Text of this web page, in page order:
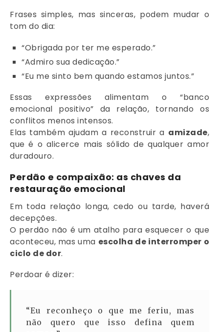
Frases simples, mas sinceras, podem mudar o
tom do dia:
“Obrigada por ter me esperado.”
“Admiro sua dedicação.”
“Eu me sinto bem quando estamos juntos.”
Essas expressões alimentam o “banco
emocional positivo” da relação, tornando os
conflitos menos intensos.
Elas também ajudam a reconstruir a amizade,
que é o alicerce mais sólido de qualquer amor
duradouro.
Perdão e compaixão: as chaves da
restauração emocional
Em toda relação longa, cedo ou tarde, haverá
decepções.
O perdão não é um atalho para esquecer o que
aconteceu, mas uma escolha de interromper o
ciclo de dor.
Perdoar é dizer:
“Eu reconheço o que me feriu, mas
não quero que isso defina quem